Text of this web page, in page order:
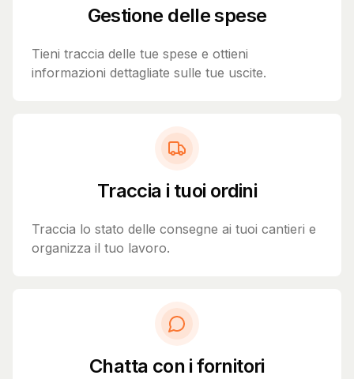
Gestione delle spese
Tieni traccia delle tue spese e ottieni
informazioni dettagliate sulle tue uscite.
Traccia i tuoi ordini
Traccia lo stato delle consegne ai tuoi cantieri e
organizza il tuo lavoro.
Chatta con i fornitori